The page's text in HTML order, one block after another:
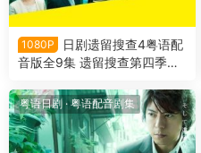
1080P
日剧遗留搜查4粤语配
音版全9集 遗留搜查第四季粤
粤语日剧 ·粤语配音剧集